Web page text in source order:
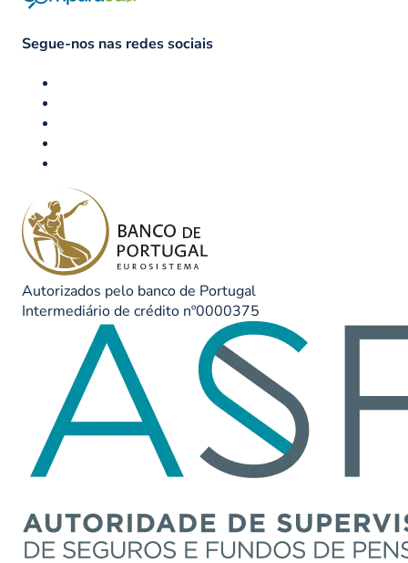
Segue-nos nas redes sociais
Autorizados pelo banco de Portugal
Intermediário de crédito nº0000375